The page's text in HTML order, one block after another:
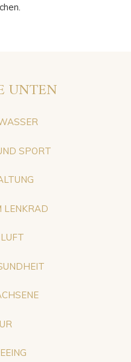
UNTEN
SPORT
LENKRAD